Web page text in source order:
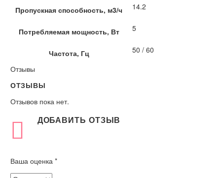
Пропускная способность, м3/ч 14.2
Потребляемая мощность, Вт 5
Частота, Гц
50 / 60
Отзывы
ОТЗЫВЫ
Отзывов пока нет.
ДОБАВИТЬ ОТЗЫВ
Ваша оценка *